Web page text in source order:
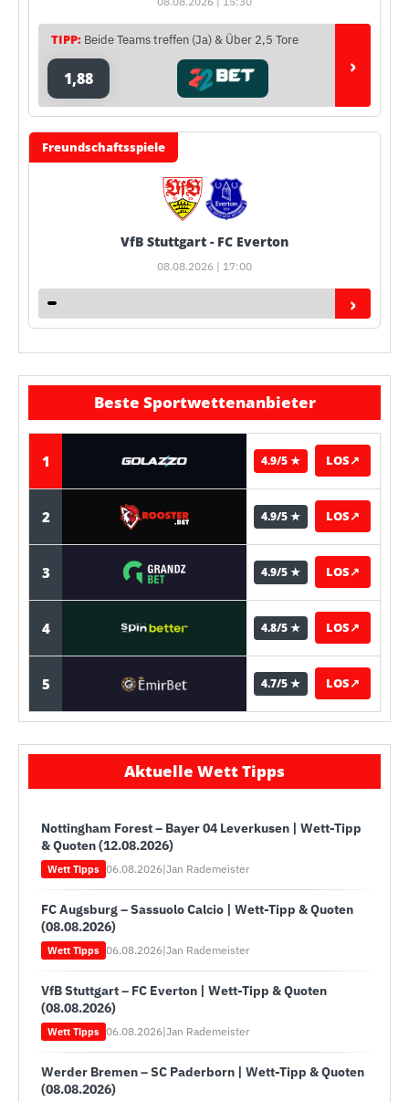
TIPP: Beide Teams treffen (Ja) & Über 2,5 Tore
1,88 ›
Freundschaftsspiele
VfB Stuttgart - FC Everton
08.08.2026 | 17:00
›
Beste Sportwettenanbieter
1 4.9/5 ★ LOS↗
2 4.9/5 ★ LOS↗
3 4.9/5 ★ LOS↗
4 4.8/5 ★ LOS↗
5 4.7/5 ★ LOS↗
Aktuelle Wett Tipps
Nottingham Forest – Bayer 04 Leverkusen | Wett-Tipp
& Quoten (12.08.2026)
Wett Tipps 06.08.2026|Jan Rademeister
FC Augsburg – Sassuolo Calcio | Wett-Tipp & Quoten
(08.08.2026)
Wett Tipps 06.08.2026|Jan Rademeister
VfB Stuttgart – FC Everton | Wett-Tipp & Quoten
(08.08.2026)
Wett Tipps 06.08.2026|Jan Rademeister
Werder Bremen – SC Paderborn | Wett-Tipp & Quoten
(08.08.2026)